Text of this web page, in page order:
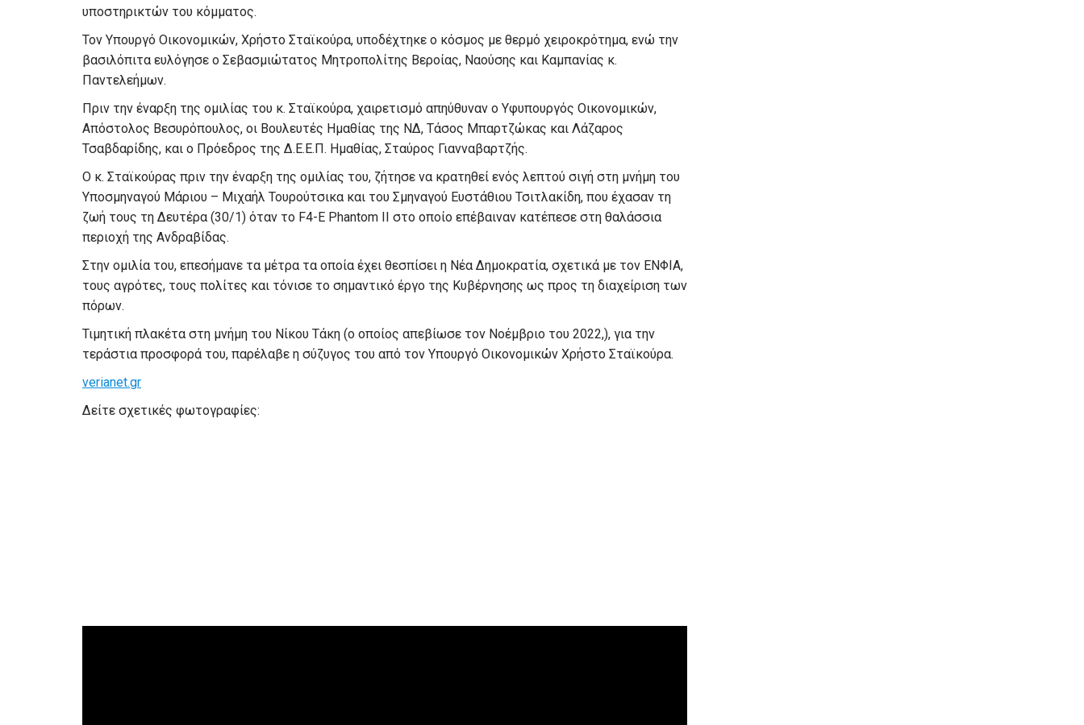
υποστηρικτών του κόμματος.
Τον Υπουργό Οικονομικών, Χρήστο Σταϊκούρα, υποδέχτηκε ο κόσμος με θερμό χειροκρότημα, ενώ την
βασιλόπιτα ευλόγησε ο Σεβασμιώτατος Μητροπολίτης Βεροίας, Ναούσης και Καμπανίας κ.
Παντελεήμων.
Πριν την έναρξη της ομιλίας του κ. Σταϊκούρα, χαιρετισμό απηύθυναν ο Υφυπουργός Οικονομικών,
Απόστολος Βεσυρόπουλος, οι Βουλευτές Ημαθίας της ΝΔ, Τάσος Μπαρτζώκας και Λάζαρος
Τσαβδαρίδης, και ο Πρόεδρος της Δ.Ε.Ε.Π. Ημαθίας, Σταύρος Γιανναβαρτζής.
Ο κ. Σταϊκούρας πριν την έναρξη της ομιλίας του, ζήτησε να κρατηθεί ενός λεπτού σιγή στη μνήμη του
Υποσμηναγού Μάριου – Μιχαήλ Τουρούτσικα και του Σμηναγού Ευστάθιου Τσιτλακίδη, που έχασαν τη
ζωή τους τη Δευτέρα (30/1) όταν το F4-E Phantom II στο οποίο επέβαιναν κατέπεσε στη θαλάσσια
περιοχή της Ανδραβίδας.
Στην ομιλία του, επεσήμανε τα μέτρα τα οποία έχει θεσπίσει η Νέα Δημοκρατία, σχετικά με τον ΕΝΦΙΑ,
τους αγρότες, τους πολίτες και τόνισε το σημαντικό έργο της Κυβέρνησης ως προς τη διαχείριση των
πόρων.
Τιμητική πλακέτα στη μνήμη του Νίκου Τάκη (ο οποίος απεβίωσε τον Νοέμβριο του 2022,), για την
τεράστια προσφορά του, παρέλαβε η σύζυγος του από τον Υπουργό Οικονομικών Χρήστο Σταϊκούρα.
verianet.gr
Δείτε σχετικές φωτογραφίες: